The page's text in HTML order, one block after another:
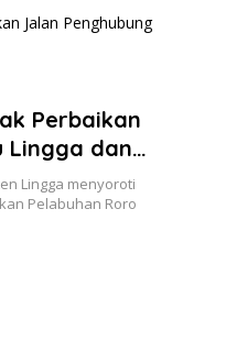
Perbaikan
Lingga dan
Lingga menyoroti
Pelabuhan Roro